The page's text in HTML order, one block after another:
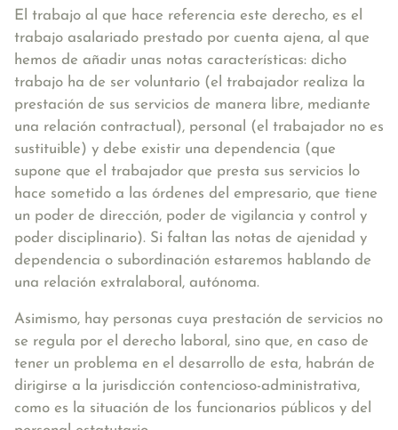
El trabajo al que hace referencia este derecho, es el
trabajo asalariado prestado por cuenta ajena, al que
hemos de añadir unas notas características: dicho
trabajo ha de ser voluntario (el trabajador realiza la
prestación de sus servicios de manera libre, mediante
una relación contractual), personal
(el trabajador no es
sustituible) y debe existir una dependencia (que
supone que el trabajador que presta sus servicios lo
hace sometido a las órdenes del empresario, que tiene
un poder de dirección, poder de vigilancia y control y
poder disciplinario). Si faltan las notas de ajenidad y
dependencia o subordinación estaremos hablando de
una relación extralaboral, autónoma.
Asimismo, hay personas cuya prestación de servicios no
se regula por el derecho laboral, sino que, en caso de
tener un problema en el desarrollo de esta, habrán de
dirigirse a la jurisdicción contencioso-administrativa,
como es la situación de los funcionarios públicos y del